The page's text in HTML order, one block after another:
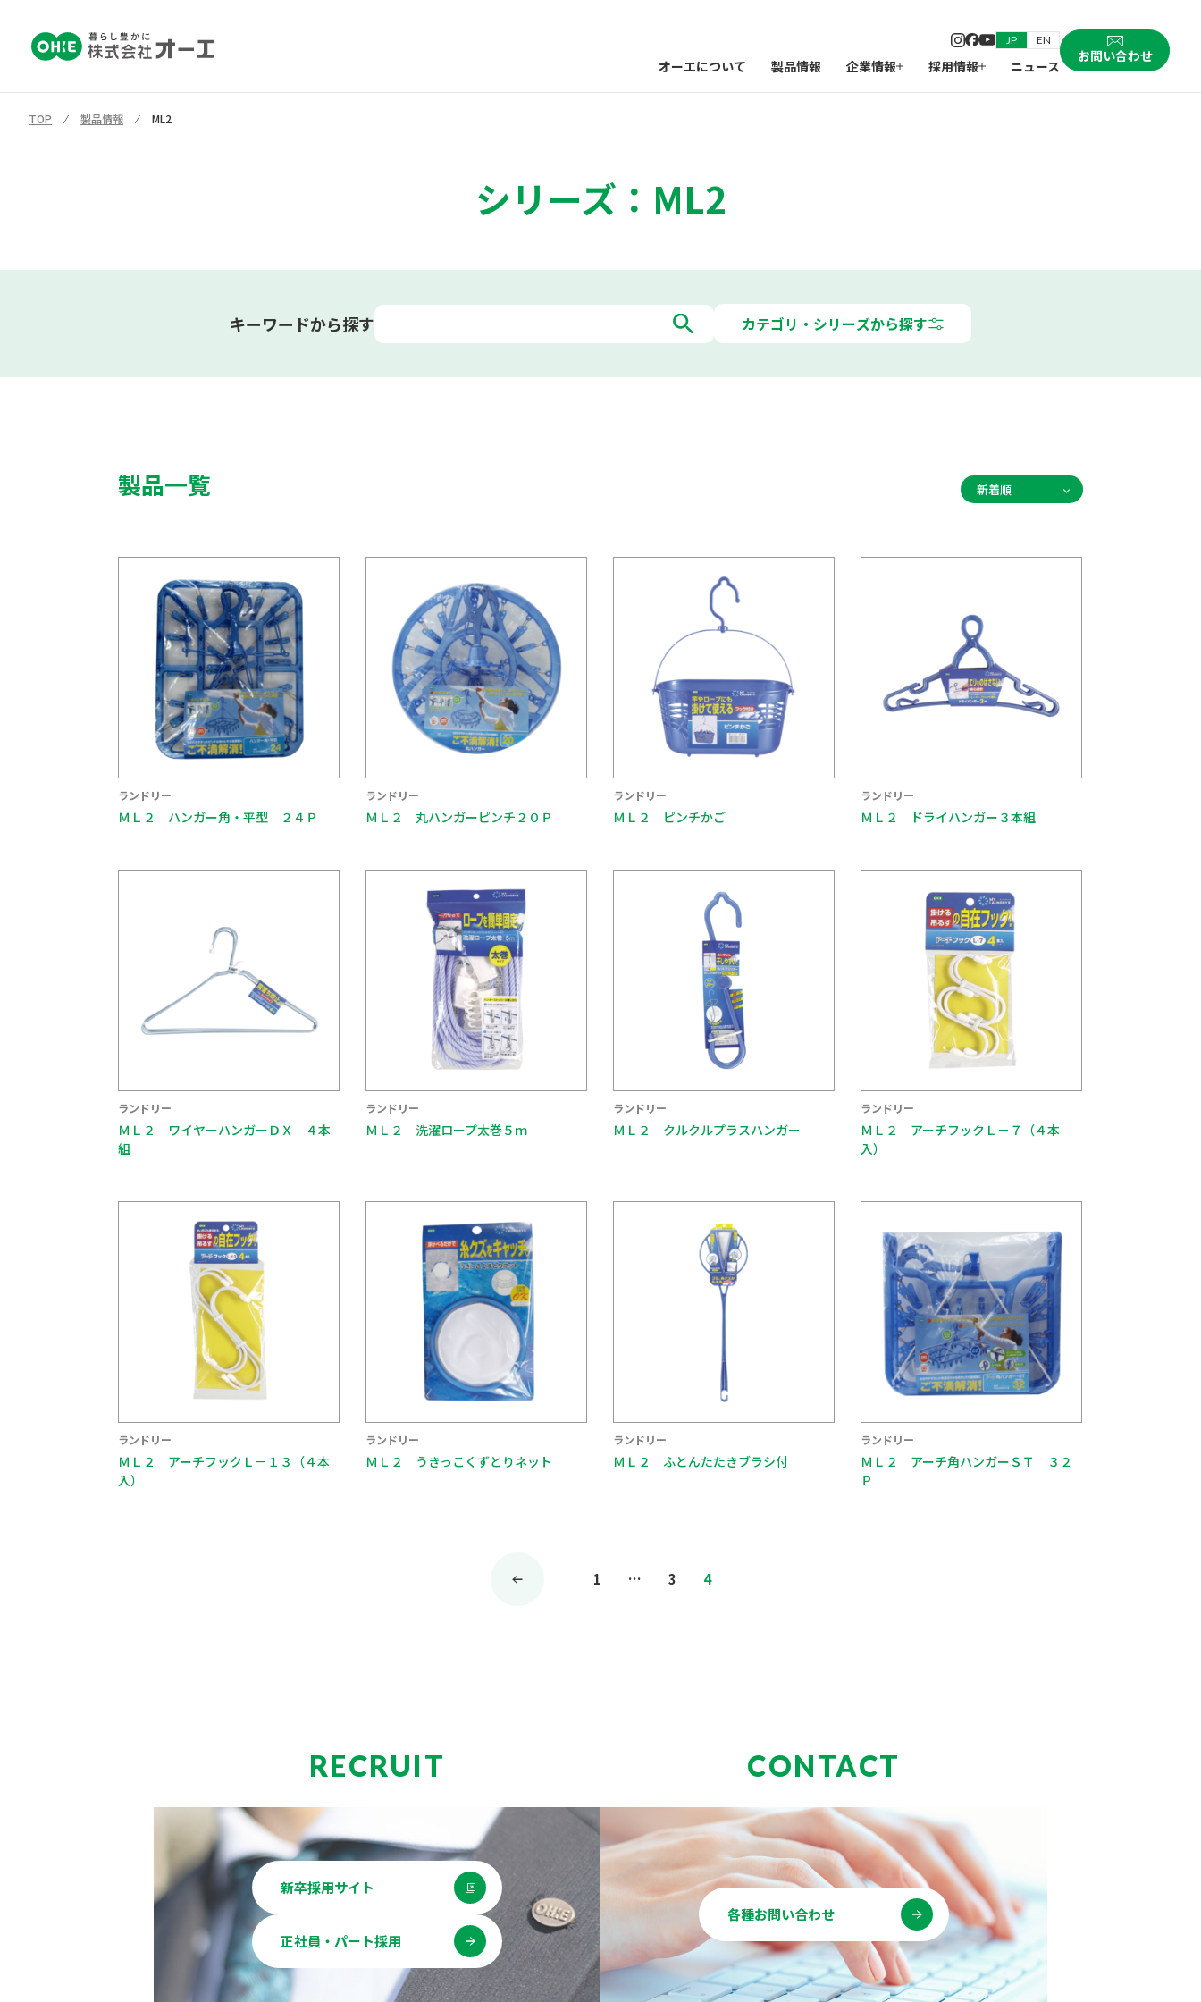
JP EN
オーエについて 製品情報 企業情報 採用情報 ニュース
お問い合わせ
TOP ⁄ 製品情報 ⁄ ML2
シリーズ：ML2
キーワードから探す カテゴリ・シリーズから探す
製品一覧
ランドリー
ＭＬ２ ハンガー角・平型 ２４Ｐ
ランドリー
ＭＬ２ 丸ハンガーピンチ２０Ｐ
ランドリー
ＭＬ２ ピンチかご
ランドリー
ＭＬ２ ドライハンガー３本組
ランドリー
ＭＬ２ ワイヤーハンガーＤＸ ４本
組
ランドリー
ＭＬ２ 洗濯ロープ太巻５ｍ
ランドリー
ＭＬ２ クルクルプラスハンガー
ランドリー
ＭＬ２ アーチフックＬ－７（４本
入）
ランドリー
ＭＬ２ アーチフックＬ－１３（４本
入）
ランドリー
ＭＬ２ うきっこくずとりネット
ランドリー
ＭＬ２ ふとんたたきブラシ付
ランドリー
ＭＬ２ アーチ角ハンガーＳＴ ３２
Ｐ
1 … 3 4
RECRUIT
新卒採用サイト
正社員・パート採用
CONTACT
各種お問い合わせ